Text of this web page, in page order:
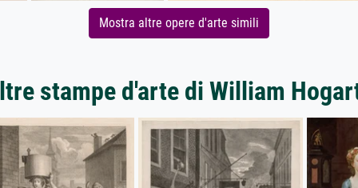
Mostra altre opere d'arte simili
stampe d'arte di William